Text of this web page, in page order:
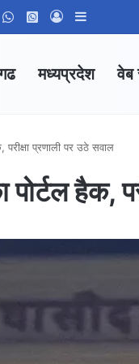
WhatsApp Channel
WhatsApp Group
Log In
मध्यप्रदेश वेब
परीक्षा प्रणाली पर उठे सवाल
हैक,